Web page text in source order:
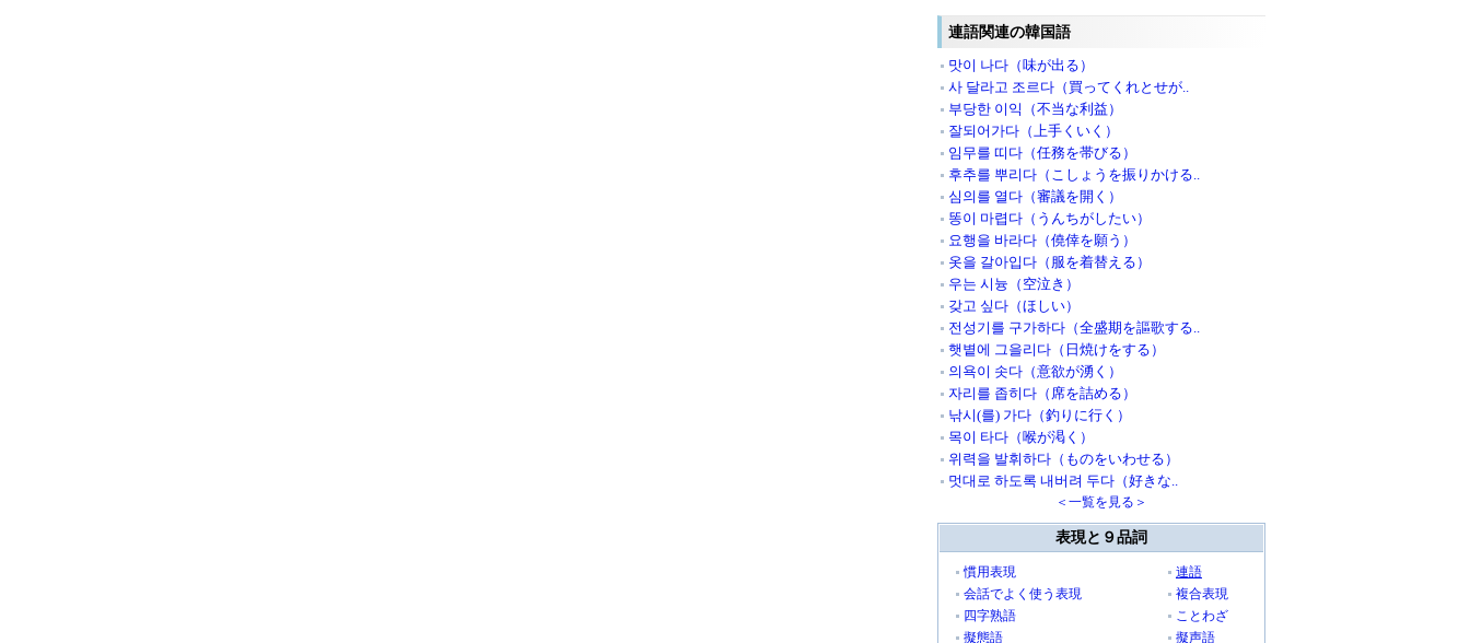
連語関連の韓国語
맛이 나다（味が出る）
사 달라고 조르다（買ってくれとせが..
부당한 이익（不当な利益）
잘되어가다（上手くいく）
임무를 띠다（任務を帯びる）
후추를 뿌리다（こしょうを振りかける..
심의를 열다（審議を開く）
똥이 마렵다（うんちがしたい）
요행을 바라다（僥倖を願う）
옷을 갈아입다（服を着替える）
우는 시늉（空泣き）
갖고 싶다（ほしい）
전성기를 구가하다（全盛期を謳歌する..
햇볕에 그을리다（日焼けをする）
의욕이 솟다（意欲が湧く）
자리를 좁히다（席を詰める）
낚시(를) 가다（釣りに行く）
목이 타다（喉が渇く）
위력을 발휘하다（ものをいわせる）
멋대로 하도록 내버려 두다（好きな..
＜一覧を見る＞
表現と９品詞
慣用表現
連語
会話でよく使う表現
複合表現
四字熟語
ことわざ
擬態語
擬声語